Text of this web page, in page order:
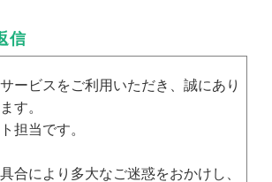
信
ービスをご利用いただき、誠にあり
す。
担当です。
合により多大なご迷惑をおかけし、